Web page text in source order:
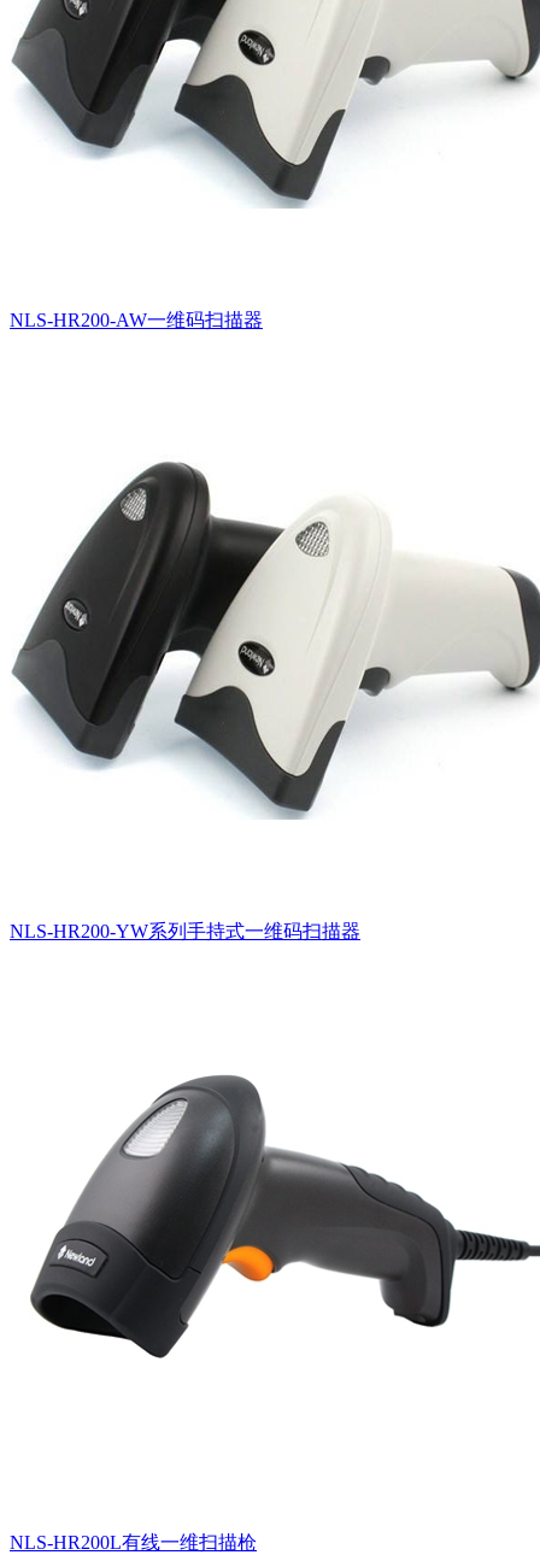
NLS-HR200-AW一维码扫描器
NLS-HR200-YW系列手持式一维码扫描器
NLS-HR200L有线一维扫描枪